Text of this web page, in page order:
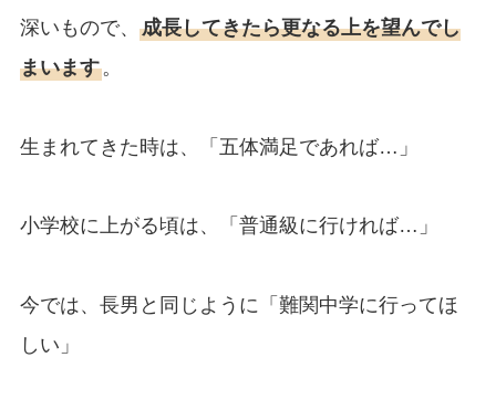
深いもので、 成長してきたら更なる上を望んでし
まいます。
生まれてきた時は、「五体満足であれば…」
小学校に上がる頃は、「普通級に行ければ…」
今では、長男と同じように「難関中学に行ってほ
しい」